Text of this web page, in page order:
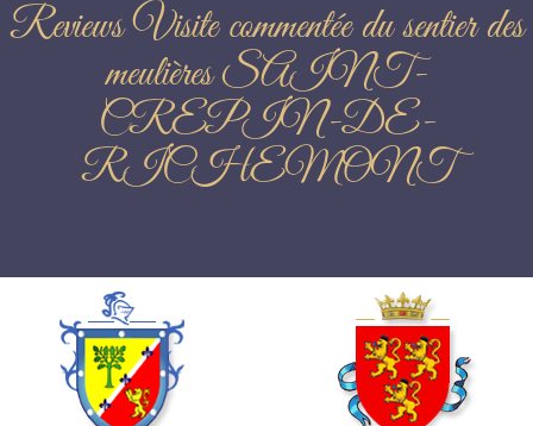
Reviews Visite commentée du sentier des
meulières SAINT-
CREPIN-DE-
RICHEMONT